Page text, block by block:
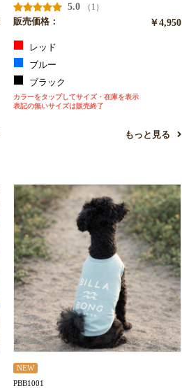
5.0
（1）
販売価格：
￥4,950
レッド
ブルー
ブラック
カラーをタップしてサイズ・在庫を表示
表記の無いサイズは販売終了
もっと見る
NEW
PBB1001